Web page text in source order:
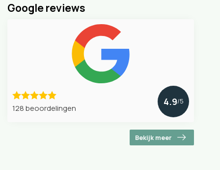
Google reviews
128 beoordelingen
4.9/5
Bekijk meer